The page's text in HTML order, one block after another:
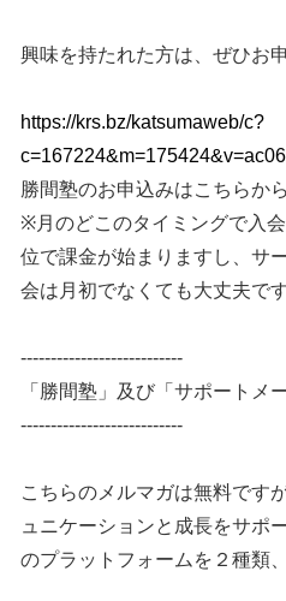
興味を持たれた方は、ぜひお
https://krs.bz/katsumaweb/c?
勝間塾のお申込みはこちらから
※月のどこのタイミングで入
位で課金が始まりますし、サ
会は月初でなくても大丈夫です
---------------------------
「勝間塾」及び「サポートメ
---------------------------
こちらのメルマガは無料です
ュニケーションと成長をサポ
のプラットフォームを２種類